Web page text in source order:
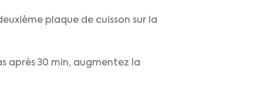
plaque de cuisson sur la
après 30 min, augmentez la